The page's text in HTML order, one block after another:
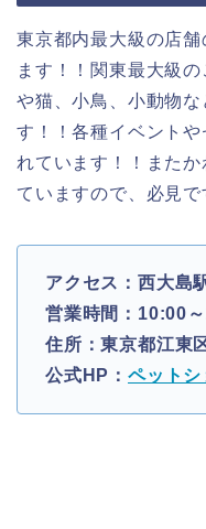
東京都内最大級の店
ます！！関東最大級
や猫、小鳥、小動物
す！！各種イベント
れています！！また
ていますので、必見で
アクセス：西大島
営業時間：10:00
住所：東京都江東
公式HP： ペット